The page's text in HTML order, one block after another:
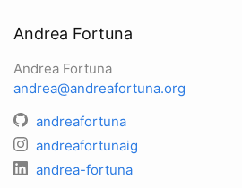
Andrea Fortuna
Andrea Fortuna
andrea@andreafortuna.org
andreafortuna
andreafortunaig
andrea-fortuna